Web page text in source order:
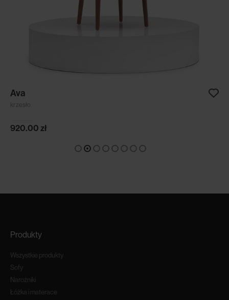
Ava
krzesło
920.00 zł
Produkty
Wszystkie produkty
Sofy
Narożniki
Łóżka i materace